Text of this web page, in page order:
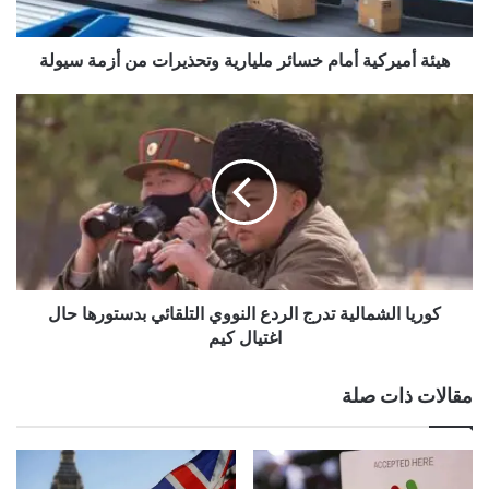
وفق “رويترز”.
أزمة
سيولة
هيئة أميركية أمام خسائر مليارية وتحذيرات من أزمة سيولة
كوريا
تدرج
التلقائي
اغتيال
كوريا الشمالية تدرج الردع النووي التلقائي بدستورها حال
اغتيال كيم
مقالات ذات صلة